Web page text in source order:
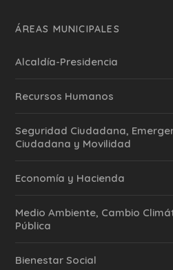
ÁREAS MUNICIPALES
Alcaldía-Presidencia
Recursos Humanos
Seguridad Ciudadana,
Ciudadana y Movilidad
Economía y Hacienda
Medio Ambiente, Cambio
Pública
Bienestar Social